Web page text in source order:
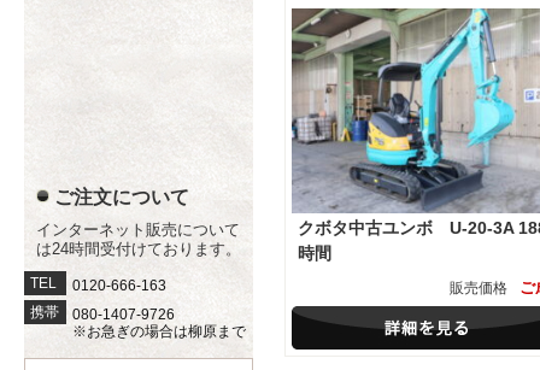
クボタ中古ユンボ U-20-3A
時間
販売価格 ご
ご注文について
インターネット販売について
は24時間受付けております。
TEL
0120-666-163
携帯
080-1407-9726
※お急ぎの場合は柳原まで